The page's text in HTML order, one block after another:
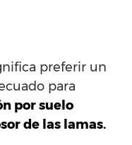
preferir un
para
por suelo
de las lamas.